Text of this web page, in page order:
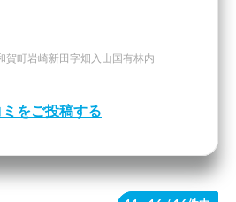
賀町岩崎新田字畑入山国有林内
ミをご投稿する